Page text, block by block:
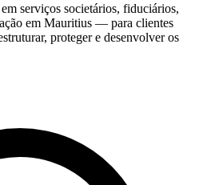
serviços societários, fiduciários,
em Mauritius — para clientes
proteger e desenvolver os